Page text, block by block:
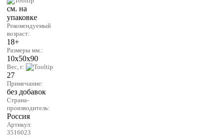
см. на
упаковке
Рекомендуемый
возраст:
18+
Размеры мм.:
10х50х90
Вес, г:
27
Примечание:
без добавок
Страна-
производитель:
Россия
Артикул:
3516023